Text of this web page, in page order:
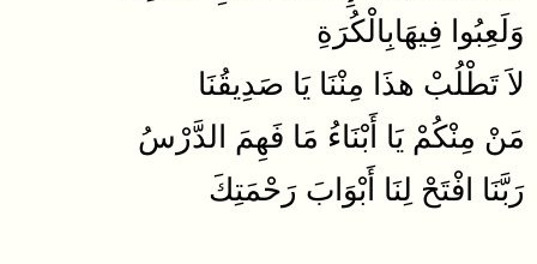
وَلَعِبُوا فِيهَابِالْكُرَةِ
لاَ تَطْلُبْ هذَا مِنْنَا يَا صَدِيقُنَا
مَنْ مِنْكُمْ يَا أَبْنَاءُ مَا فَهِمَ الدَّرْسُ
رَبَّنَا افْتَحْ لِنَا أَبْوَابَ رَحْمَتِكَ